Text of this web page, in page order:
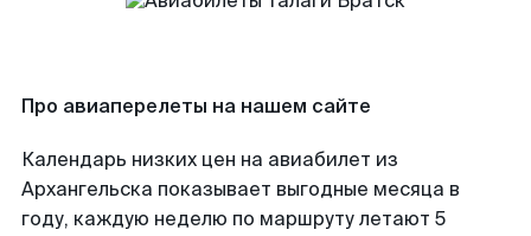
Про авиаперелеты на нашем сайте
Календарь низких цен на авиабилет из
Архангельска показывает выгодные месяца в
году, каждую неделю по маршруту летают 5